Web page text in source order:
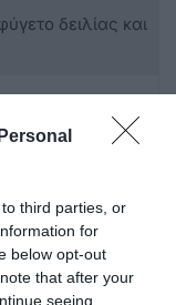
third parties, or
for
below opt-out
that after your
seeing
δειλίας και